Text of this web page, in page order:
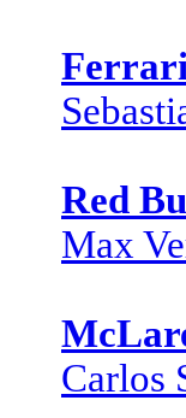
Red
Max
Carlos